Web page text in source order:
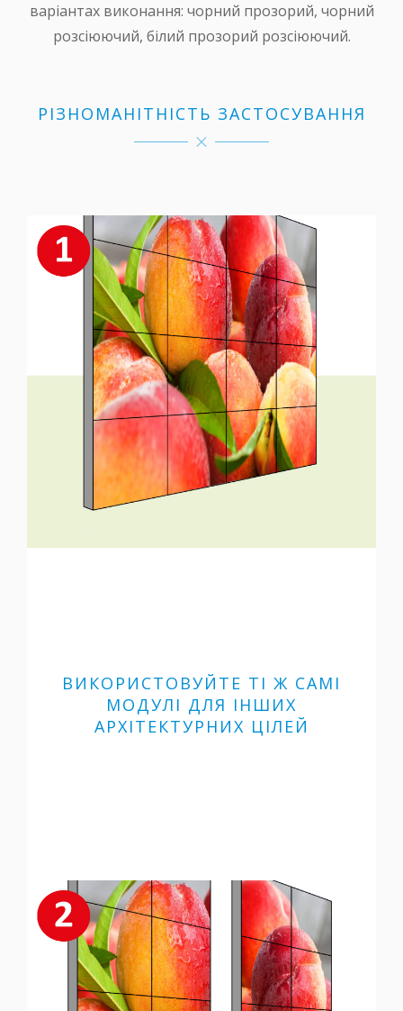
варіантах виконання: чорний прозорий, чорний
розсіюючий, білий прозорий розсіюючий.
РІЗНОМАНІТНІСТЬ ЗАСТОСУВАННЯ
ВИКОРИСТОВУЙТЕ ТІ Ж САМІ
МОДУЛІ ДЛЯ ІНШИХ
АРХІТЕКТУРНИХ ЦІЛЕЙ